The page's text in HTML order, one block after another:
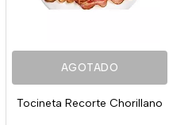
AGOTADO
Tocineta Recorte Chorillano